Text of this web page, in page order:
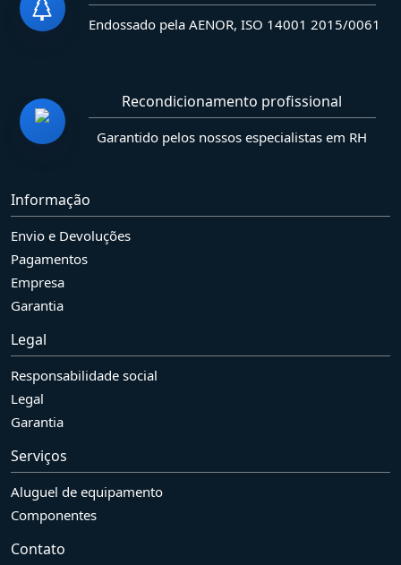
Endossado pela AENOR, ISO 14001 2015/0061
Recondicionamento profissional
Garantido pelos nossos especialistas em RH
Informação
Envio e Devoluções
Pagamentos
Empresa
Garantia
Legal
Responsabilidade social
Legal
Garantia
Serviços
Aluguel de equipamento
Componentes
Contato